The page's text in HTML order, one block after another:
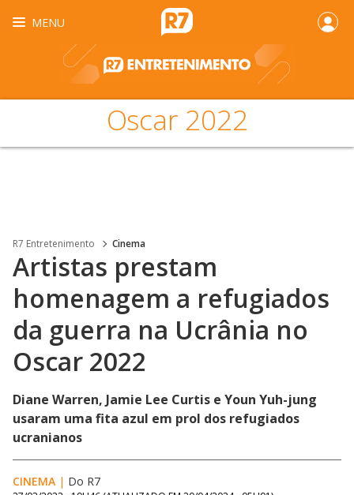
MENU
Oscar 2022
R7 Entretenimento Cinema
Artistas prestam
homenagem a refugiados
da guerra na Ucrânia no
Oscar 2022
Diane Warren, Jamie Lee Curtis e Youn Yuh-jung
usaram uma fita azul em prol dos refugiados
ucranianos
CINEMA | Do R7